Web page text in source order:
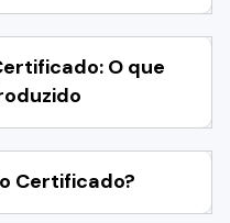
O que
Certificado?